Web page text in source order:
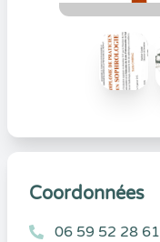
Coordonnées
06 59 52 28 61